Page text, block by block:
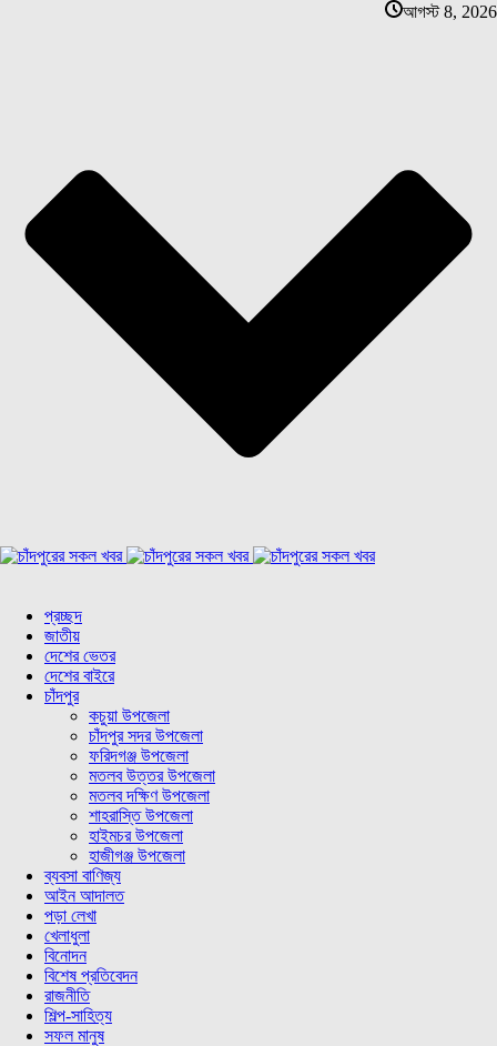
আগস্ট 8, 2026
প্রচ্ছদ
জাতীয়
দেশের ভেতর
দেশের বাইরে
চাঁদপুর
কচুয়া উপজেলা
চাঁদপুর সদর উপজেলা
ফরিদগঞ্জ উপজেলা
মতলব উত্তর উপজেলা
মতলব দক্ষিণ উপজেলা
শাহরাস্তি উপজেলা
হাইমচর উপজেলা
হাজীগঞ্জ উপজেলা
ব্যবসা বাণিজ্য
আইন আদালত
পড়া লেখা
খেলাধুলা
বিনোদন
বিশেষ প্রতিবেদন
রাজনীতি
শিল্প-সাহিত্য
সফল মানুষ